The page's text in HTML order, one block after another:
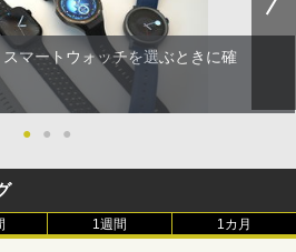
マートウォッチを選ぶときに確
● ● ●
1週間 1カ月